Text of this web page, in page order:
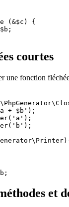
(&$c) {
courtes
une fonction
+ $b');
et